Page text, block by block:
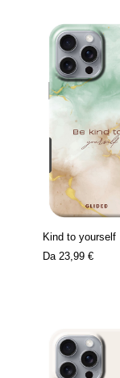
Kind to yourself
Da 23,99 €